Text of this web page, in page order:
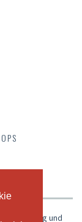
Betreuung und